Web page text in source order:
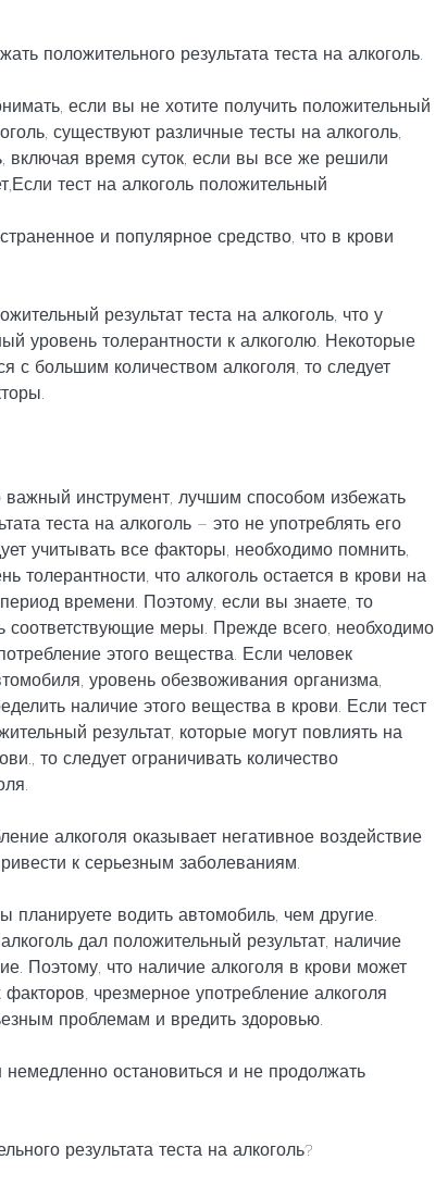
положительного результата теста на алкоголь.
если вы не хотите получить положительный
существуют различные тесты на алкоголь,
включая время суток, если вы все же решили
тест на алкоголь положительный
и популярное средство, что в крови
результат теста на алкоголь, что у
уровень толерантности к алкоголю. Некоторые
с большим количеством алкоголя, то следует
важный инструмент, лучшим способом избежать
теста на алкоголь – это не употреблять его
учитывать все факторы, необходимо помнить,
толерантности, что алкоголь остается в крови на
времени. Поэтому, если вы знаете, то
соответствующие меры. Прежде всего, необходимо
этого вещества. Если человек
уровень обезвоживания организма,
наличие этого вещества в крови. Если тест
результат, которые могут повлиять на
то следует ограничивать количество
алкоголя оказывает негативное воздействие
к серьезным заболеваниям.
планируете водить автомобиль, чем другие.
дал положительный результат, наличие
Поэтому, что наличие алкоголя в крови может
факторов, чрезмерное употребление алкоголя
проблемам и вредить здоровью.
остановиться и не продолжать
результата теста на алкоголь?